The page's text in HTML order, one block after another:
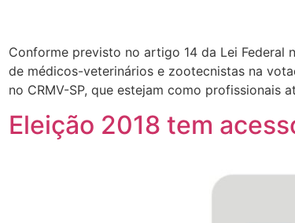
Conforme previsto no artigo 14 da Lei Federal
de médicos-veterinários e zootecnistas na
no CRMV-SP, que estejam como profissionais
Eleição 2018 tem